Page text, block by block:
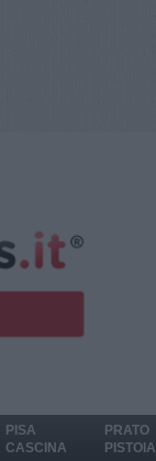
PISA
CASCINA
PRATO
PISTOIA